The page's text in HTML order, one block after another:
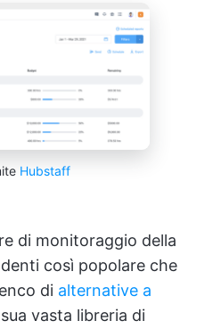
Hubstaff
di monitoraggio della
così popolare che
di alternative a
vasta libreria di